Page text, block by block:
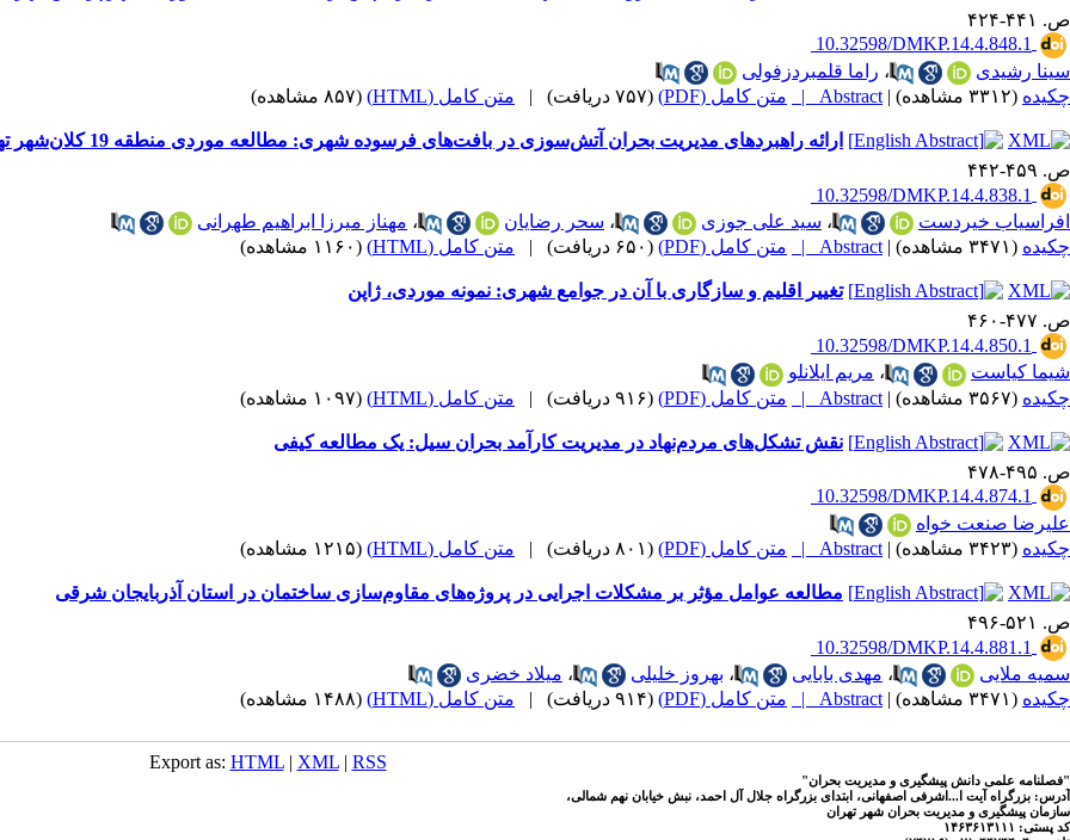
ص. ۴۴۱-۴۲۴
‎ 10.32598/DMKP.14.4.848.1
سینا رشیدی
، راما قلمبردزفولی
چکیده (۳۳۱۲ مشاهده) |
Abstract | متن کامل (PDF) (۷۵۷ دریافت) | متن کامل (HTML) (۸۵۷ مشاهده)
ارائه راهبردهای مدیریت بحران آتش‌سوزی در بافت‌های فرسوده شهری: مطالعه موردی منطقه 19 کلان‌شهر تهران
ص. ۴۵۹-۴۴۲
‎ 10.32598/DMKP.14.4.838.1
افراسیاب خیردست
، سید علی جوزی ، سحر رضایان ، مهناز میرزا ابراهیم طهرانی
چکیده (۳۴۷۱ مشاهده) |
Abstract | متن کامل (PDF) (۶۵۰ دریافت) | متن کامل (HTML) (۱۱۶۰ مشاهده)
تغییر اقلیم و سازگاری با آن در جوامع شهری: نمونه موردی، ژاپن
ص. ۴۷۷-۴۶۰
‎ 10.32598/DMKP.14.4.850.1
شیما کیاست
، مریم ایلانلو
چکیده (۳۵۶۷ مشاهده) |
Abstract | متن کامل (PDF) (۹۱۶ دریافت) | متن کامل (HTML) (۱۰۹۷ مشاهده)
نقش تشکل‌های مردم‌نهاد در مدیریت کارآمد بحران سیل: یک مطالعه کیفی
ص. ۴۹۵-۴۷۸
‎ 10.32598/DMKP.14.4.874.1
علیرضا صنعت خواه
چکیده (۳۴۲۳ مشاهده) |
Abstract | متن کامل (PDF) (۸۰۱ دریافت) | متن کامل (HTML) (۱۲۱۵ مشاهده)
مطالعه عوامل مؤثر بر مشکلات اجرایی در پروژه‌های مقاوم‌سازی ساختمان‌ در استان آذربایجان شرقی
ص. ۵۲۱-۴۹۶
‎ 10.32598/DMKP.14.4.881.1
سمیه ملایی
، مهدی بابایی ، بهروز خلیلی ، میلاد خضری
چکیده (۳۴۷۱ مشاهده) |
Abstract | متن کامل (PDF) (۹۱۴ دریافت) | متن کامل (HTML) (۱۴۸۸ مشاهده)
Export as: HTML| XML| RSS
"فصلنامه علمی دانش پیشگیری و مدیریت بحران"
آدرس: بزرگراه آیت ا...اشرفی اصفهانی، ابتدای بزرگراه جلال آل احمد، نبش خیابان نهم شمالی،
سازمان پیشگیری و مدیریت بحران شهر تهران
کد پستی: ۱۴۶۳۶۱۳۱۱۱